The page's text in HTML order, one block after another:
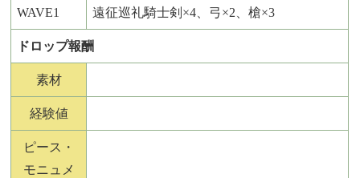
WAVE1 遠征巡礼騎士剣×4、弓×2、槍×3
ドロップ報酬
素材
経験値
ピース・
モニュメ